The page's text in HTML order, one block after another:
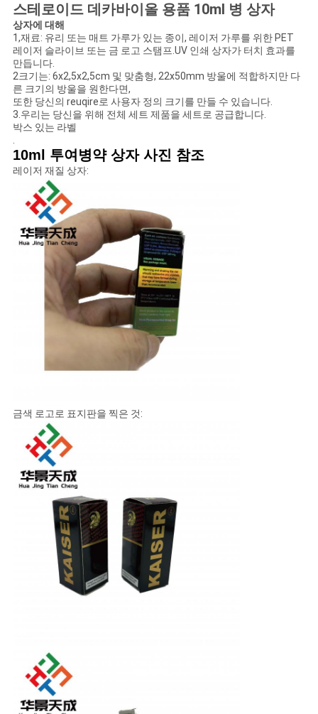
경
우
사
이
트
PRIVACY
POLICY
스테로이드 데카바이올 용품 10ml 병 상자
상자에 대해
1,재료: 유리 또는 매트 가루가 있는 종이, 레이저 가루를 위한 PET
레이저 슬라이브 또는 금 로고 스탬프.UV 인쇄 상자가 터치 효과를
만듭니다.
2크기는: 6x2,5x2,5cm 및 맞춤형, 22x50mm 방울에 적합하지만 다
른 크기의 방울을 원한다면,
또한 당신의 reuqire로 사용자 정의 크기를 만들 수 있습니다.
3.우리는 당신을 위해 전체 세트 제품을 세트로 공급합니다.
박스 있는 라벨
.
10ml 투여병약 상자 사진 참조
레이저 재질 상자:
금색 로고로 표지판을 찍은 것: